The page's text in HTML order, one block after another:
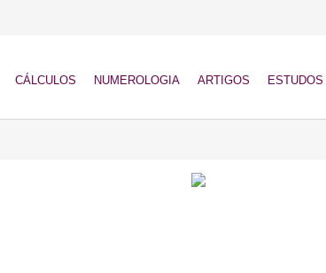
CÁLCULOS NUMEROLOGIA ARTIGOS ESTUDOS